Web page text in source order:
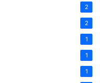
2
2
1
1
1